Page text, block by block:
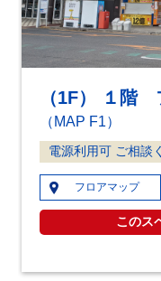
（1F） １階
（MAP F1）
電源利用可 ご相談
フロアマップ
このス